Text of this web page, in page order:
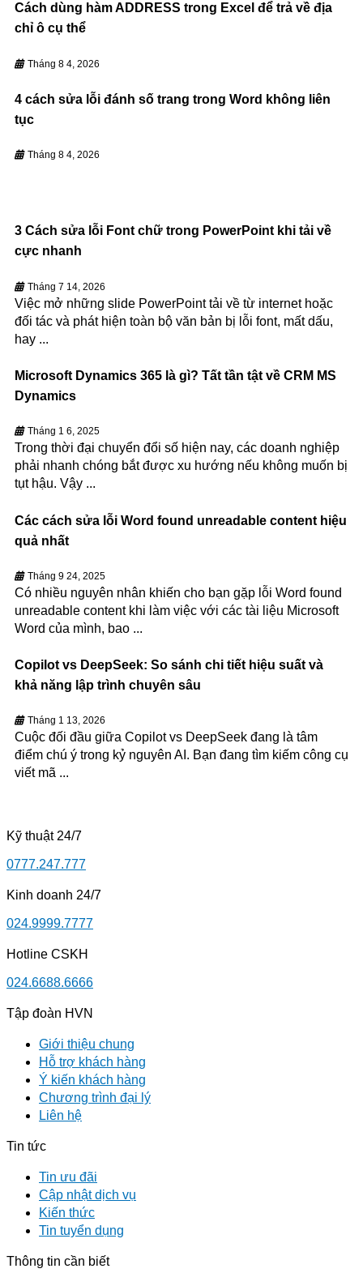
Cách dùng hàm ADDRESS trong Excel để trả về địa
chỉ ô cụ thể
Tháng 8 4, 2026
4 cách sửa lỗi đánh số trang trong Word không liên
tục
Tháng 8 4, 2026
3 Cách sửa lỗi Font chữ trong PowerPoint khi tải về
cực nhanh
Tháng 7 14, 2026
Việc mở những slide PowerPoint tải về từ internet hoặc
đối tác và phát hiện toàn bộ văn bản bị lỗi font, mất dấu,
hay ...
Microsoft Dynamics 365 là gì? Tất tần tật về CRM MS
Dynamics
Tháng 1 6, 2025
Trong thời đại chuyển đổi số hiện nay, các doanh nghiệp
phải nhanh chóng bắt được xu hướng nếu không muốn bị
tụt hậu. Vậy ...
Các cách sửa lỗi Word found unreadable content hiệu
quả nhất
Tháng 9 24, 2025
Có nhiều nguyên nhân khiến cho bạn gặp lỗi Word found
unreadable content khi làm việc với các tài liệu Microsoft
Word của mình, bao ...
Copilot vs DeepSeek: So sánh chi tiết hiệu suất và
khả năng lập trình chuyên sâu
Tháng 1 13, 2026
Cuộc đối đầu giữa Copilot vs DeepSeek đang là tâm
điểm chú ý trong kỷ nguyên AI. Bạn đang tìm kiếm công cụ
viết mã ...
Kỹ thuật 24/7
0777.247.777
Kinh doanh 24/7
024.9999.7777
Hotline CSKH
024.6688.6666
Tập đoàn HVN
Giới thiệu chung
Hỗ trợ khách hàng
Ý kiến khách hàng
Chương trình đại lý
Liên hệ
Tin tức
Tin ưu đãi
Cập nhật dịch vụ
Kiến thức
Tin tuyển dụng
Thông tin cần biết